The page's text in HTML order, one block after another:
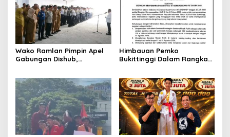
Wako Ramlan Pimpin Apel
Gabungan Dishub,
Pelajar
Himbauan Pemko
Bukittinggi Dalam Rangka
Republik Indonesia